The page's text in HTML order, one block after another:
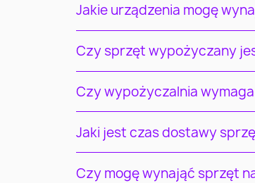
Jakie urządzenia mogę
Czy sprzęt wypożyczany
Czy wypożyczalnia
Jaki jest czas dostawy
Czy mogę wynająć sprzęt